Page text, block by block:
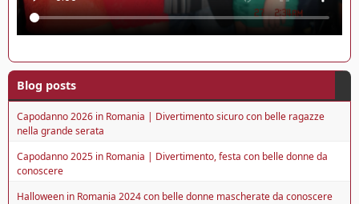
Blog posts
Capodanno 2026 in Romania | Divertimento sicuro con belle ragazze
nella grande serata
Capodanno 2025 in Romania | Divertimento, festa con belle donne da
conoscere
Halloween in Romania 2024 con belle donne mascherate da conoscere